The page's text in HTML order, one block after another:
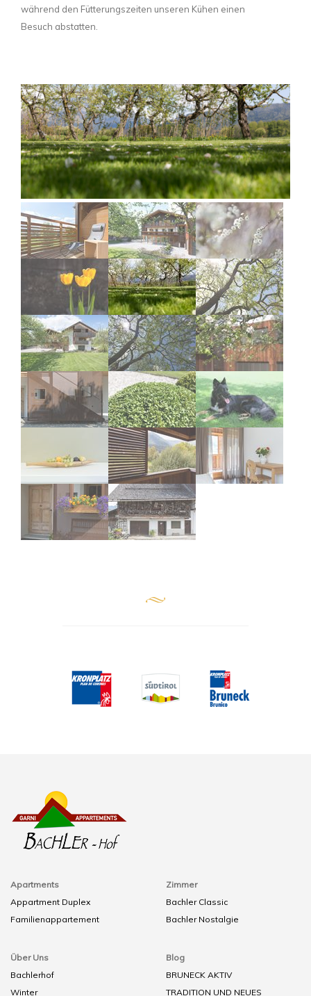
während den Fütterungszeiten unseren Kühen einen
Besuch abstatten.
Apartments
Appartment Duplex
Familienappartement
Zimmer
Bachler Classic
Bachler Nostalgie
Über Uns
Bachlerhof
Winter
Blog
BRUNECK AKTIV
TRADITION UND NEUES